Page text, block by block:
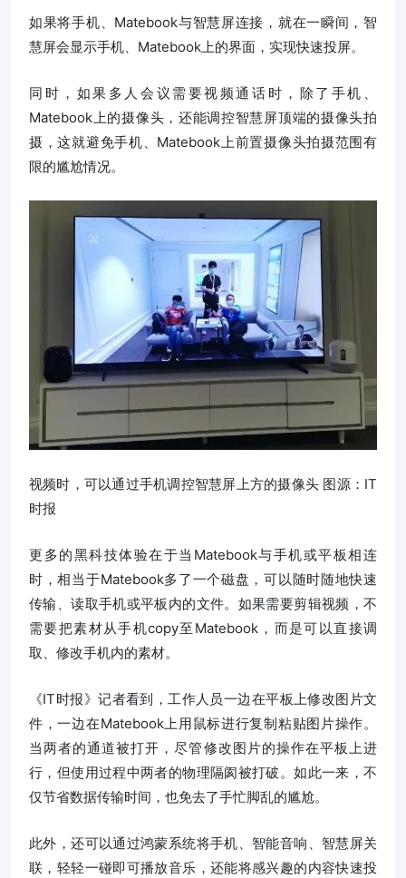
如果将手机、Matebook与智慧屏连接，就在一瞬间，智
慧屏会显示手机、Matebook上的界面，实现快速投屏。
同时，如果多人会议需要视频通话时，除了手机、
Matebook上的摄像头，还能调控智慧屏顶端的摄像头拍
摄，这就避免手机、Matebook上前置摄像头拍摄范围有
限的尴尬情况。
视频时，可以通过手机调控智慧屏上方的摄像头 图源：IT
时报
更多的黑科技体验在于当Matebook与手机或平板相连
时，相当于Matebook多了一个磁盘，可以随时随地快速
传输、读取手机或平板内的文件。如果需要剪辑视频，不
需要把素材从手机copy至Matebook，而是可以直接调
取、修改手机内的素材。
《IT时报》记者看到，工作人员一边在平板上修改图片文
件，一边在Matebook上用鼠标进行复制粘贴图片操作。
当两者的通道被打开，尽管修改图片的操作在平板上进
行，但使用过程中两者的物理隔阂被打破。如此一来，不
仅节省数据传输时间，也免去了手忙脚乱的尴尬。
此外，还可以通过鸿蒙系统将手机、智能音响、智慧屏关
联，轻轻一碰即可播放音乐，还能将感兴趣的内容快速投